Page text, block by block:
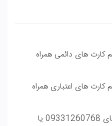
های دائمی همراه
های اعتباری همراه
جهت اطلاعات بیشتر با شماره های 09331260768 یا